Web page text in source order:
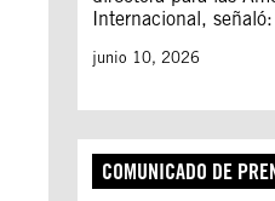
Internacional, señaló:
junio 10, 2026
COMUNICADO DE